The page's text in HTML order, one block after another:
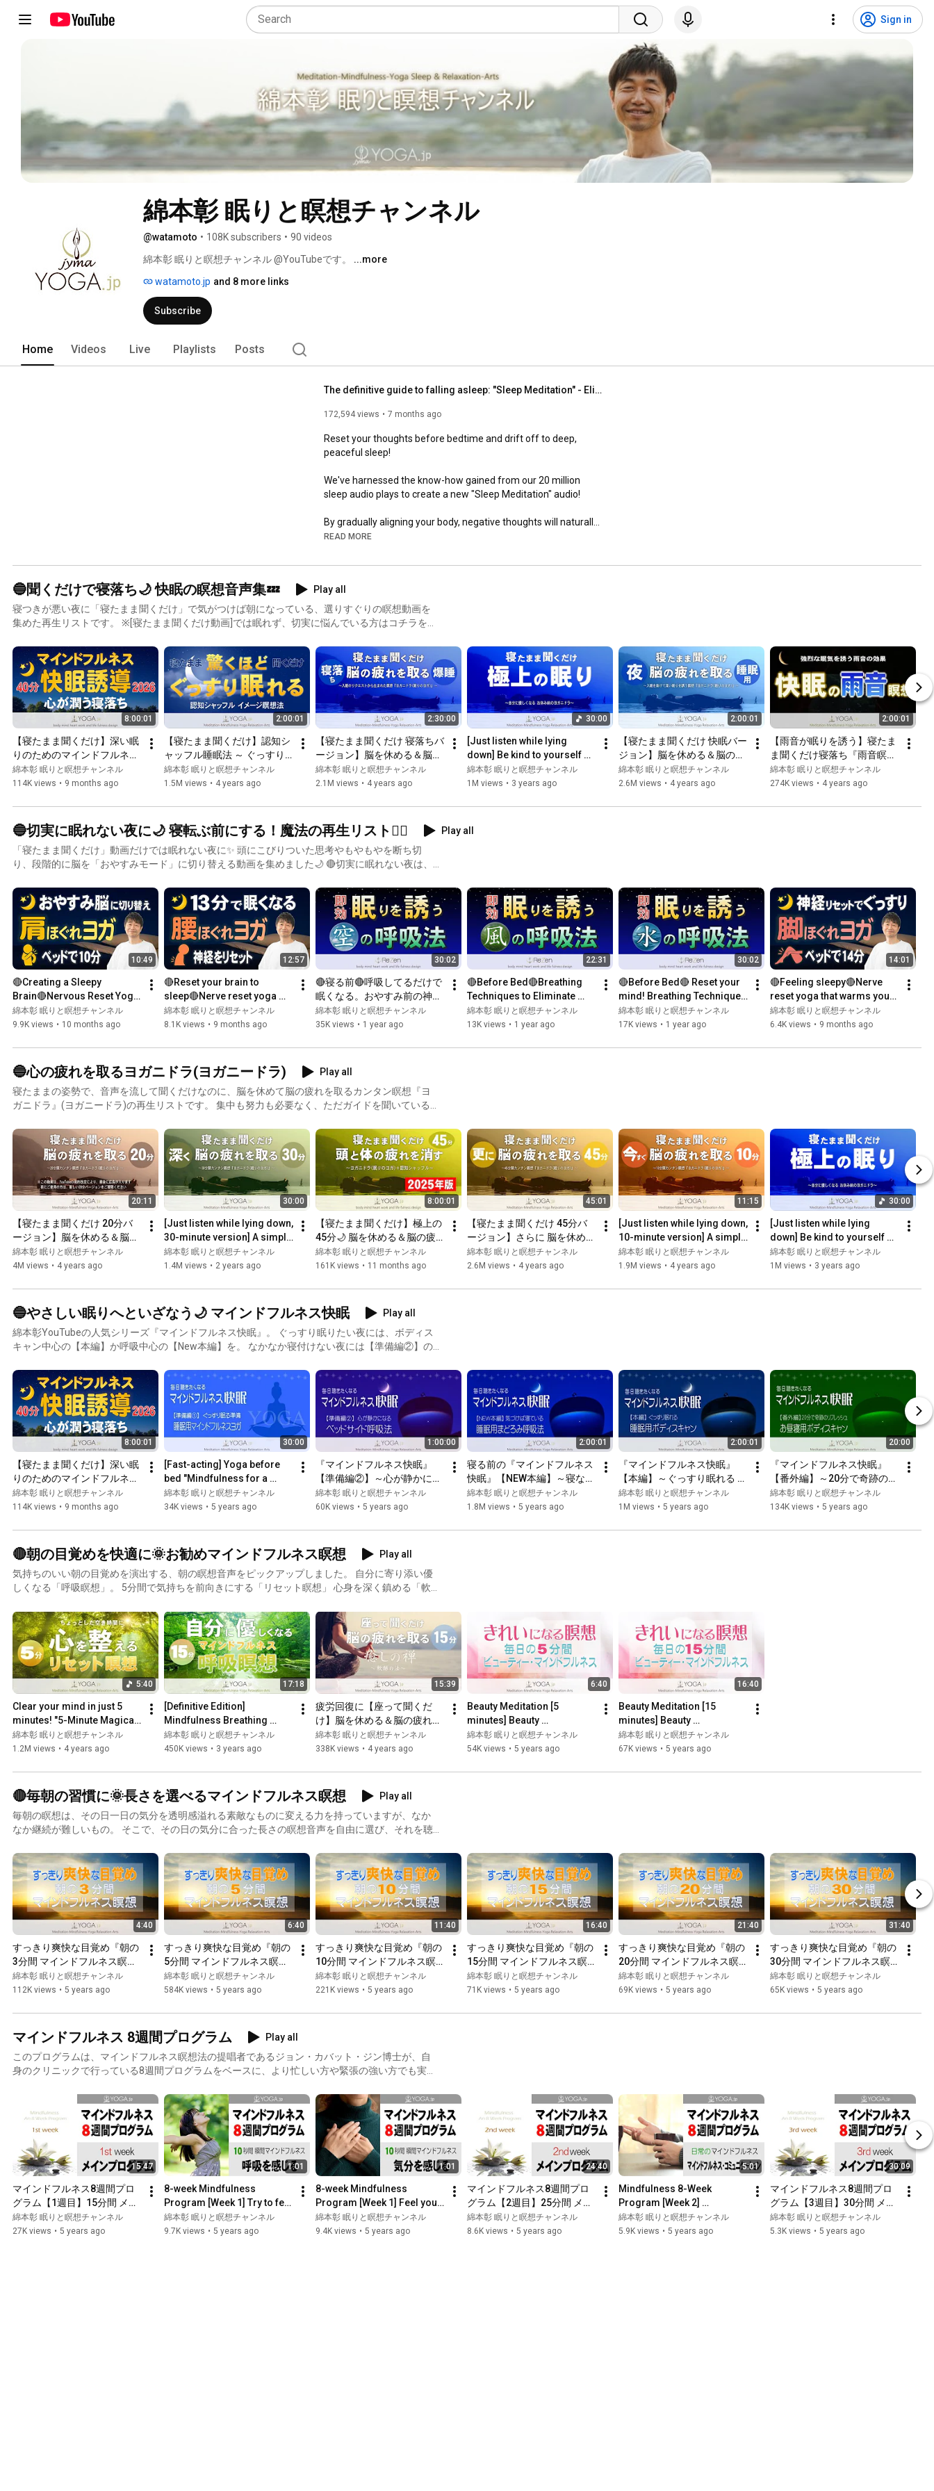
Sign in
綿本彰 眠りと瞑想チャンネル
@watamoto • 108K subscribers • 90 videos
綿本彰 眠りと瞑想チャンネル @YouTubeです。 ...more
watamoto.jp and 8 more links
Subscribe
Home Videos Live Playlists Posts
The definitive guide to falling asleep: "Sleep Meditation" - Eliminate negative thoughts and fall...
172,594 views 7 months ago
Reset your thoughts before bedtime and drift off to deep,
peaceful sleep!
We've harnessed the know-how gained from our 20 million
sleep audio plays to create a new "Sleep Meditation" audio!
By gradually aligning your body, negative thoughts will naturally
disappear, leading your mind to a deep state of calm and
[How to Use]
◆ Recommended Preparation
Turn off the lights, create a comfortable environment for
◆ Set the Sleep Timer
Play the video, then press the Settings button and set the sleep
timer to "End of Video"
◆ Start Sleep Meditation
When the audio starts, assume a comfortable position, such as
lying on your back or side.
You can simply listen to the prompts, or follow the prompts to
focus on breathing and other aspects.
unsuitable.
where you need to concentrate elsewhere.
https://watamoto.jp/
◆ Meditation Garden: A place for everyone to continue
https://mindfulness.yoga.jp/garden.html
https://peatix.com/group/7209265/events
#Mindfulness
#Meditation
#Sleep
READ MORE
🔵聞くだけで寝落ち🌙 快眠の瞑想音声集💤
Play all
寝つきが悪い夜に「寝たまま聞くだけ」で気がつけば朝になっている、選りすぐりの瞑想動画を
集めた再生リストです。 ※[寝たまま聞くだけ動画]では眠れず、切実に悩んでいる方はコチラをお
https://www.youtube.com/playlist?list=PLW1oK9kCcC2nDwXffx7tm1MfK2Cnq20Kd
8:00:01
【寝たまま聞くだけ】深い眠
りのためのマインドフルネス
快眠 [2026ver.]
綿本彰 眠りと瞑想チャンネル
114K views • 9 months ago
2:00:01
【寝たまま聞くだけ】認知シ
ャッフル睡眠法 ～ ぐっすり
眠れるヨガニドラ(ヨガニー
ドラ)風イメージ瞑想
綿本彰 眠りと瞑想チャンネル
1.5M views • 4 years ago
2:30:00
【寝たまま聞くだけ 寝落ちバ
ージョン】脳を休める＆脳の
疲れを取る 睡眠用カンタン瞑
想『ヨガニドラ/ヨガニード
綿本彰 眠りと瞑想チャンネル
2.1M views • 4 years ago
30:00
[Just listen while lying
down] Be kind to yourself
with Yoga Nidra before bed
~ Ultimate Sleep Ed...
綿本彰 眠りと瞑想チャンネル
1M views • 3 years ago
2:00:01
【寝たまま聞くだけ 快眠バー
ジョン】脳を休める＆脳の疲
れを取る寝る前のカンタン瞑
想『ヨガニドラ/ヨガニード
綿本彰 眠りと瞑想チャンネル
2.6M views • 4 years ago
2:00:01
【雨音が眠りを誘う】寝たま
ま聞くだけ寝落ち『雨音瞑
想』長尺音声 マインドフルネ
ス 快眠
綿本彰 眠りと瞑想チャンネル
274K views • 4 years ago
🔵切実に眠れない夜に🌙 寝転ぶ前にする！魔法の再生リスト🧘‍♂️
Play all
「寝たまま聞くだけ」動画だけでは眠れない夜に✨ 頭にこびりついた思考やもやもやを断ち切
り、段階的に脳を「おやすみモード」に切り替える動画を集めました🌙 🔴切実に眠れない夜は、
https://youtu.be/FzYaNByp5J0 🔻大らかさを取り戻す【風の呼吸法】
https://youtu.be/uajyOLXgjrA 🔻ストレスを断ち切る【水の呼吸法】
https://youtu.be/zRbiLg98xgQ 🔴呼吸だけでは落ち着かない方は、【簡単ヨガ】が眠りへの近道で
す 🔻くつろぎを取り戻す【10分ヨガ】https://youtu.be/aux8TP6WHjA 🔻感情の乱れを鎮める【13
分ヨガ】https://youtu.be/4Ne_74icsSU 🔻身体がすっきりする【14分ヨガ】 🔵上の動画の後にお
勧めの「寝たまま聞くだけ」動画 💤45分間ヨガニドラ+認知シャッフル
https://youtu.be/fTI6_6hsXUQ 💤2時間 睡眠用ヨガニドラ https://youtu.be/ssuMbQycG3c 📢寝落
ち理論を学びたい方は 🔻集中力を高めて[寝る前の思考]を断ち切る方法5選
https://youtu.be/YcIxmFr3Jow 🔻眠れない夜にすべき[2つのこと]を学ぶ動画
https://youtu.be/tdus6JO7vkk 寝転んで聞く動画だけでは眠れない夜、ぜひ上記をお試しいただけ
ればと思います。
10:49
🔴Creating a Sleepy
Brain🔴Nervous Reset Yoga:
Relax Your Shoulders and
Make You Sleepy
綿本彰 眠りと瞑想チャンネル
9.9K views • 10 months ago
12:57
🔴Reset your brain to
sleep🔴Nerve reset yoga
that makes your lower back
feel lighter and makes you...
綿本彰 眠りと瞑想チャンネル
8.1K views • 9 months ago
30:02
🔴寝る前🔴呼吸してるだけで
眠くなる。おやすみ前の神経
リセット呼吸法①
綿本彰 眠りと瞑想チャンネル
35K views • 1 year ago
22:31
🔴Before Bed🔴Breathing
Techniques to Eliminate
Stress! Breathing
Techniques to Reset Your
綿本彰 眠りと瞑想チャンネル
13K views • 1 year ago
30:02
🔴Before Bed🔴 Reset your
mind! Breathing Technique
to Reset Your Nervous
System Before Bed③
綿本彰 眠りと瞑想チャンネル
17K views • 1 year ago
14:01
🔴Feeling sleepy🔴Nerve
reset yoga that warms your
legs and induces
sleepiness
綿本彰 眠りと瞑想チャンネル
6.4K views • 9 months ago
🔵心の疲れを取るヨガニドラ(ヨガニードラ)
Play all
寝たままの姿勢で、音声を流して聞くだけなのに、脳を休めて脳の疲れを取るカンタン瞑想『ヨ
ガニドラ』(ヨガニードラ)の再生リストです。 集中も努力も必要なく、ただガイドを聞いているだ
夜の入眠を助け、ぐっすり眠って朝スッキリ目覚めたい方は睡眠バージョン(導入が丁寧でBGMが
静か)、または寝落ちバージョン(導入誘導がシンプルで、20分に近い誘導内容とBGM)をご活用く
ださい。 詳細は個々の動画の概要欄を読んでいただき、効果的に実践して頂ければと思います。
20:11
【寝たまま聞くだけ 20分バ
ージョン】脳を休める＆脳の
疲れを取るカンタン瞑想『ヨ
ガニドラ/ヨガニードラ』 ※
が入ります！！
綿本彰 眠りと瞑想チャンネル
4M views • 4 years ago
30:00
[Just listen while lying down,
30-minute version] A simple
meditation to instantly relax
and reli...
綿本彰 眠りと瞑想チャンネル
1.4M views • 2 years ago
8:00:01
【寝たまま聞くだけ】極上の
45分🌙 脳を休める＆脳の疲
れを取るカンタン瞑想『ヨガ
ニドラ＋認知シャッフル睡眠
綿本彰 眠りと瞑想チャンネル
161K views • 11 months ago
45:01
【寝たまま聞くだけ 45分バ
ージョン】さらに 脳を休める
＆脳の疲れを取るカンタン瞑
想『ヨガニドラ/ヨガニード
す！
綿本彰 眠りと瞑想チャンネル
2.6M views • 4 years ago
11:15
[Just listen while lying down,
10-minute version] A simple
meditation to instantly relax
and reli...
綿本彰 眠りと瞑想チャンネル
1.9M views • 4 years ago
30:00
[Just listen while lying
down] Be kind to yourself
with Yoga Nidra before bed
~ Ultimate Sleep Ed...
綿本彰 眠りと瞑想チャンネル
1M views • 3 years ago
🔵やさしい眠りへといざなう🌙 マインドフルネス快眠
Play all
綿本彰YouTubeの人気シリーズ『マインドフルネス快眠』。 ぐっすり眠りたい夜には、ボディス
キャン中心の【本編】か呼吸中心の【New本編】を。 なかなか寝付けない夜には【準備編②】の
ライフをお過ごしいただけます。
8:00:01
【寝たまま聞くだけ】深い眠
りのためのマインドフルネス
快眠 [2026ver.]
綿本彰 眠りと瞑想チャンネル
114K views • 9 months ago
30:00
[Fast-acting] Yoga before
bed "Mindfulness for a
good night's sleep"
[Preparation Part 1] Nightti...
綿本彰 眠りと瞑想チャンネル
34K views • 5 years ago
1:00:00
『マインドフルネス快眠』
【準備編②】～心が静かにな
る ベッドサイド呼吸法～
綿本彰 眠りと瞑想チャンネル
60K views • 5 years ago
2:00:01
寝る前の『マインドフルネス
快眠』【NEW本編】～寝なが
ら睡眠用/睡眠導入用まどろ
み呼吸法～
綿本彰 眠りと瞑想チャンネル
1.8M views • 5 years ago
2:00:01
『マインドフルネス快眠』
【本編】～ぐっすり眠れる 睡
眠用ボディスキャン瞑想～
綿本彰 眠りと瞑想チャンネル
1M views • 5 years ago
20:00
『マインドフルネス快眠』
【番外編】～20分で奇跡のリ
フレッシュ お昼寝用ボディス
キャン～
綿本彰 眠りと瞑想チャンネル
134K views • 5 years ago
🔴朝の目覚めを快適に🌞お勧めマインドフルネス瞑想
Play all
気持ちのいい朝の目覚めを演出する、朝の瞑想音声をピックアップしました。 自分に寄り添い優
しくなる「呼吸瞑想」。 5分間で気持ちを前向きにする「リセット瞑想」 心身を深く鎮める「軟
して、お試し頂ければと思います。
5:40
Clear your mind in just 5
minutes! "5-Minute Magical
Reset Meditation" - A quick
mindfulness medi...
綿本彰 眠りと瞑想チャンネル
1.2M views • 4 years ago
17:18
[Definitive Edition]
Mindfulness Breathing
Meditation to Be Kind to
Yourself ~Regulating Your
綿本彰 眠りと瞑想チャンネル
450K views • 3 years ago
15:39
疲労回復に【座って聞くだ
け】脳を休める＆脳の疲れを
取る 癒しの禅『軟酥の法』～
白隠禅師の瞑想法～
綿本彰 眠りと瞑想チャンネル
338K views • 4 years ago
6:40
Beauty Meditation [5
minutes] Beauty
Mindfulness
綿本彰 眠りと瞑想チャンネル
54K views • 5 years ago
16:40
Beauty Meditation [15
minutes] Beauty
Mindfulness
綿本彰 眠りと瞑想チャンネル
67K views • 5 years ago
🔴毎朝の習慣に🌞長さを選べるマインドフルネス瞑想
Play all
毎朝の瞑想は、その日一日の気分を透明感溢れる素敵なものに変える力を持っていますが、なか
なか継続が難しいもの。 そこで、その日の気分に合った長さの瞑想音声を自由に選び、それを聴
いたり、自分以外の誰かを励ましたりする『朝の瞑想マラソン』と連動しているので、ぜひこの
動画をきっかけに、朝の瞑想ライフで毎日を、素敵な一日に変えていきませんか？ ▽朝の瞑想マ
ラソン解説ページ https://yoga.jp/morning.html
4:40
すっきり爽快な目覚め『朝の
3分間 マインドフルネス瞑
想』動画
綿本彰 眠りと瞑想チャンネル
112K views • 5 years ago
6:40
すっきり爽快な目覚め『朝の
5分間 マインドフルネス瞑
想』動画
綿本彰 眠りと瞑想チャンネル
584K views • 5 years ago
11:40
すっきり爽快な目覚め『朝の
10分間 マインドフルネス瞑
想』動画
綿本彰 眠りと瞑想チャンネル
221K views • 5 years ago
16:40
すっきり爽快な目覚め『朝の
15分間 マインドフルネス瞑
想』動画
綿本彰 眠りと瞑想チャンネル
71K views • 5 years ago
21:40
すっきり爽快な目覚め『朝の
20分間 マインドフルネス瞑
想』動画
綿本彰 眠りと瞑想チャンネル
69K views • 5 years ago
31:40
すっきり爽快な目覚め『朝の
30分間 マインドフルネス瞑
想』動画
綿本彰 眠りと瞑想チャンネル
65K views • 5 years ago
マインドフルネス 8週間プログラム
Play all
このプログラムは、マインドフルネス瞑想法の提唱者であるジョン・カバット・ジン博士が、自
身のクリニックで行っている8週間プログラムをベースに、より忙しい方や緊張の強い方でも実践
移行しても、6日間行って1日お休みしても、好みで同じ週のプログラムを行っても構いません。
同プログラムの特別な訓練を受けた方が開催する、8週間講習会へ参加するのも効果的です。
15:47
マインドフルネス8週間プロ
グラム【1週目】15分間 メイ
ンプログラム
綿本彰 眠りと瞑想チャンネル
27K views • 5 years ago
1:01
8-week Mindfulness
Program [Week 1] Try to feel
your breath for 10 seconds
綿本彰 眠りと瞑想チャンネル
9.7K views • 5 years ago
1:01
8-week Mindfulness
Program [Week 1] Feel your
mood for 10 seconds
綿本彰 眠りと瞑想チャンネル
9.4K views • 5 years ago
24:40
マインドフルネス8週間プロ
グラム【2週目】25分間 メイ
ンプログラム
綿本彰 眠りと瞑想チャンネル
8.6K views • 5 years ago
5:01
Mindfulness 8-Week
Program [Week 2]
Mindfulness
Communication
綿本彰 眠りと瞑想チャンネル
5.9K views • 5 years ago
30:09
マインドフルネス8週間プロ
グラム【3週目】30分間 メイ
ンプログラム
綿本彰 眠りと瞑想チャンネル
5.3K views • 5 years ago